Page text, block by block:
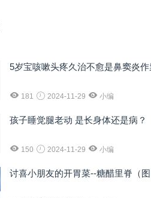
5岁宝咳嗽头疼久治不愈是鼻窦炎作
181 2024-11-29 小编
孩子睡觉腿老动 是长身体还是病？
150 2024-11-29 小编
讨喜小朋友的开胃菜--糖醋里脊（